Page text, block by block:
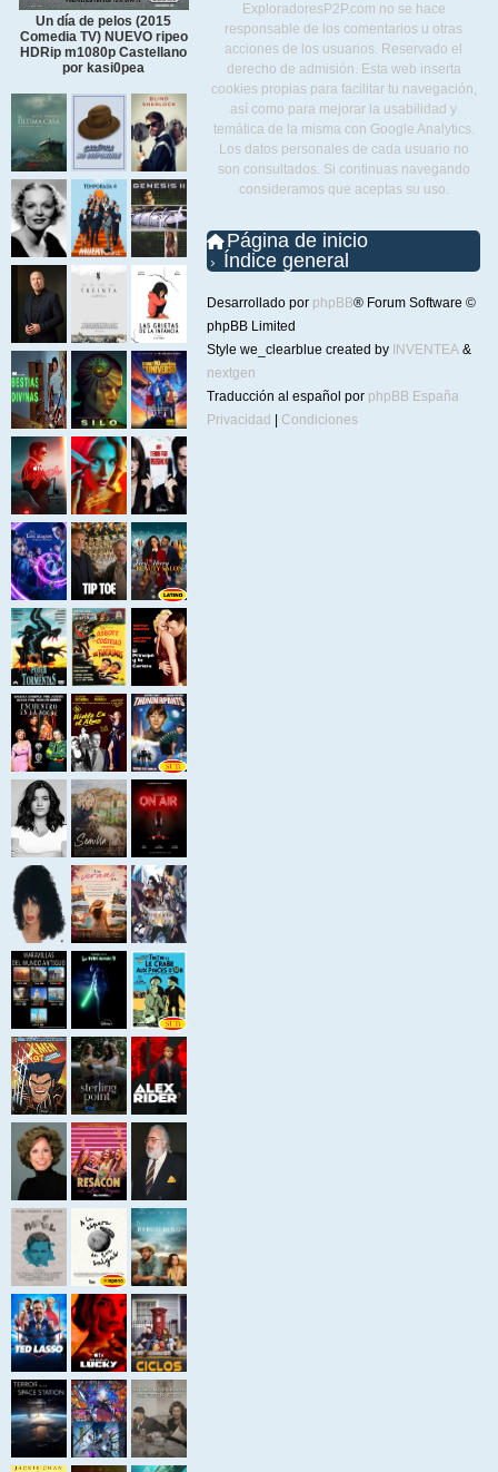
Un día de pelos (2015
Comedia TV) NUEVO ripeo
HDRip m1080p Castellano
por kasi0pea
ExploradoresP2P.com no se hace
responsable de los comentarios u otras
acciones de los usuarios. Reservado el
derecho de admisión. Esta web inserta
cookies propias para facilitar tu navegación,
así como para mejorar la usabilidad y
temática de la misma con Google Analytics.
Los datos personales de cada usuario no
son consultados. Si continuas navegando
consideramos que aceptas su uso.
Página de inicio
Índice general
Desarrollado por phpBB® Forum Software ©
phpBB Limited
Style we_clearblue created by INVENTEA &
nextgen
Traducción al español por phpBB España
Privacidad
Condiciones